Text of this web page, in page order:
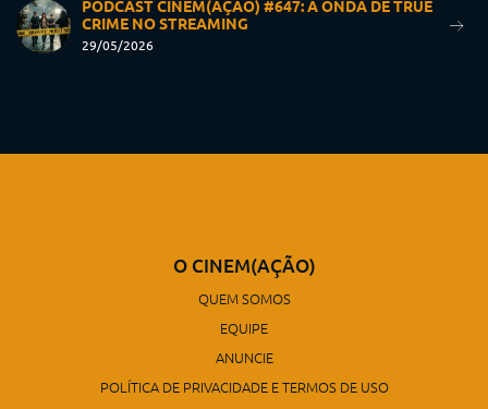
PODCAST CINEM(AÇÃO) #647: A ONDA DE TRUE
CRIME NO STREAMING
29/05/2026
O CINEM(AÇÃO)
QUEM SOMOS
EQUIPE
ANUNCIE
POLÍTICA DE PRIVACIDADE E TERMOS DE USO